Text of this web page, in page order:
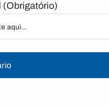
(Obrigatório)